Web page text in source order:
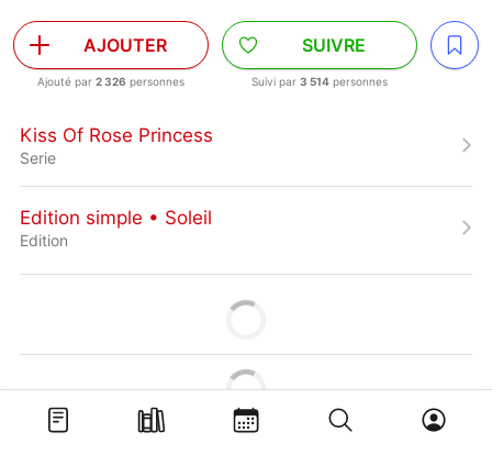
AJOUTER
Ajouté par 2 326 personnes
SUIVRE
Suivi par 3 514 personnes
Kiss Of Rose Princess
Serie
Edition simple • Soleil
Edition